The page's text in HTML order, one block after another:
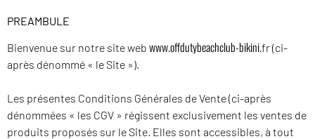
PREAMBULE
Bienvenue sur notre site web www.offdutybeachclub-bikini.fr (ci-
après dénommé « le Site »).
Les présentes Conditions Générales de Vente (ci-après
dénommées « les CGV » régissent exclusivement les ventes de
produits proposés sur le Site. Elles sont accessibles, à tout